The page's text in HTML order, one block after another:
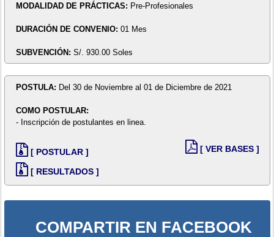
MODALIDAD DE PRÁCTICAS: Pre-Profesionales
DURACIÓN DE CONVENIO: 01 Mes
SUBVENCIÓN: S/. 930.00 Soles
POSTULA: Del 30 de Noviembre al 01 de Diciembre de 2021
COMO POSTULAR:
- Inscripción de postulantes en linea.
[ POSTULAR ]
[ RESULTADOS ]
[ VER BASES ]
COMPARTIR EN FACEBOOK